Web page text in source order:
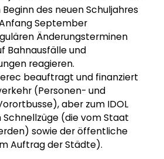
des neuen Schuljahres
September
Änderungsterminen
Bahnausfälle und
reagieren.
beauftragt und finanziert
(Personen- und
aber zum IDOL
(die vom Staat
sowie der öffentliche
Auftrag der Städte).